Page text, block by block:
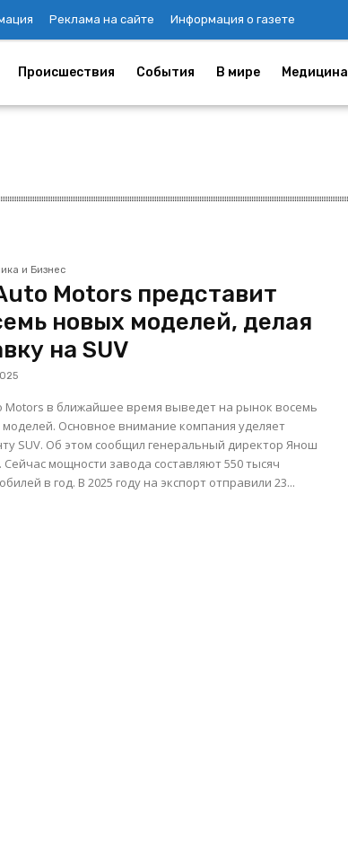
Реклама на сайте Информация о газете
Происшествия События В мире Медицина
и Бизнес
Motors представит
новых моделей, делая
на SUV
Motors в ближайшее время выведет на рынок восемь
Основное внимание компания уделяет
SUV. Об этом сообщил генеральный директор Янош
в год. В 2025 году на экспорт отправили 23...